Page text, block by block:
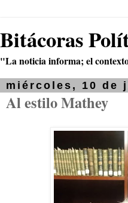
Bitácoras
"La noticia informa; el
miércoles, 10 de
Al estilo Mathey